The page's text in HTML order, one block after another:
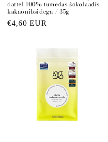
dattel 100% tumedas šokolaadis
kakaonibsidega / 35g
Regular
€4,60 EUR